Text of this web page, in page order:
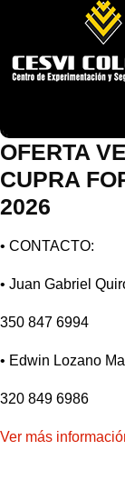
OFERTA
CUPRA
2026
• CONTACTO:
• Juan Gabriel
350 847 6994
• Edwin Lozano
320 849 6986
Ver más